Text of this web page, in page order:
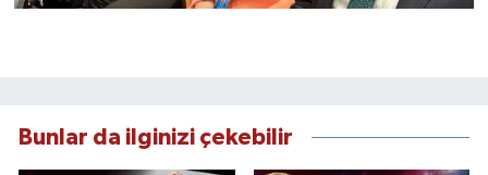
Bunlar da ilginizi çekebilir